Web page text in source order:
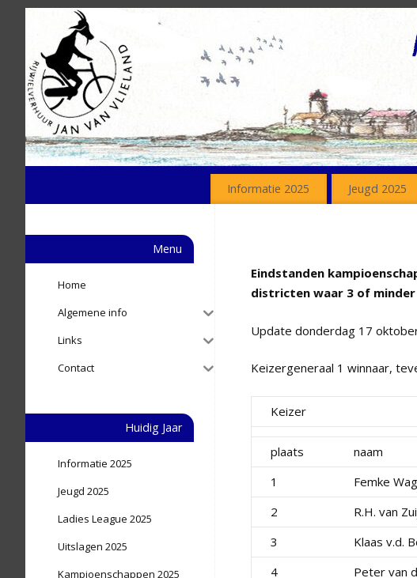
Informatie 2025 Jeugd 2025
Eindstanden
districten waar 3 of minder
Update donderdag 17
Keizergeneraal 1 winnaar,
Keizer
plaats naam
1
Femke
2
R.H. van
3
Klaas v.d.
4
Peter van
Menu
Home
Algemene info
Links
Contact
Huidig Jaar
Informatie 2025
Jeugd 2025
Ladies League 2025
Uitslagen 2025
Kampioenschappen 2025